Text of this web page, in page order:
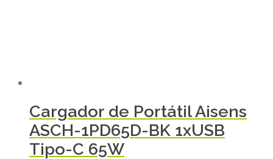
Cargador de Portátil Aisens
ASCH-1PD65D-BK 1xUSB
Tipo-C 65W